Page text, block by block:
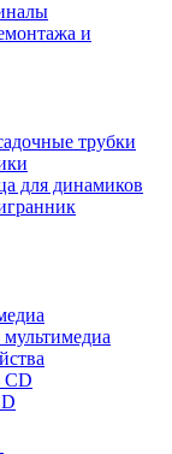
и
трубки
для динамиков
CD